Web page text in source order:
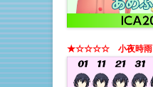
★☆☆☆☆ 小夜時雨